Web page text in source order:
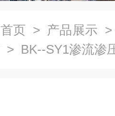
首页 > 产品展示
> BK--SY1渗流渗